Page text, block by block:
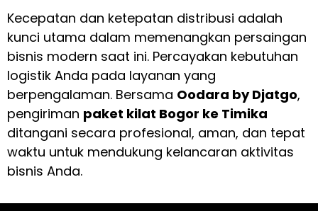
Kecepatan dan ketepatan distribusi adalah
kunci utama dalam memenangkan persaingan
bisnis modern saat ini. Percayakan kebutuhan
logistik Anda pada layanan yang
berpengalaman. Bersama Oodara by Djatgo,
pengiriman paket kilat Bogor ke Timika
ditangani secara profesional, aman, dan tepat
waktu untuk mendukung kelancaran aktivitas
bisnis Anda.